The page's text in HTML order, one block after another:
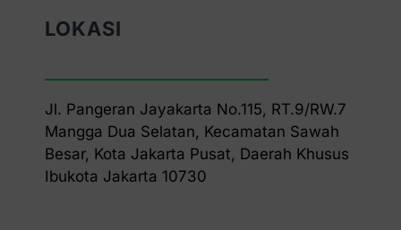
LOKASI
Jl. Pangeran Jayakarta No.115, RT.9/RW.7
Mangga Dua Selatan, Kecamatan Sawah
Besar, Kota Jakarta Pusat, Daerah Khusus
Ibukota Jakarta 10730